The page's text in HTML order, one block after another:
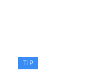
TIP